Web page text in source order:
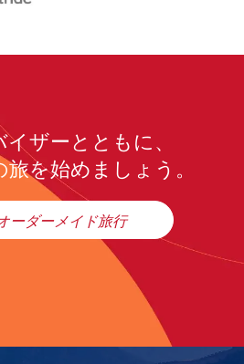
ザーとともに、
を始めましょう。
ーダーメイド旅行